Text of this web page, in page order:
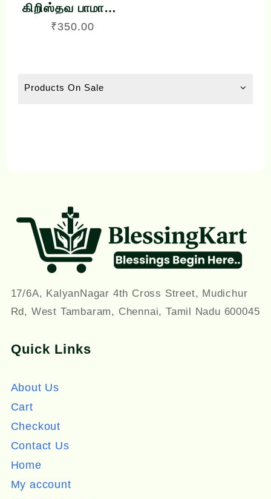
Products On Sale
கிறிஸ்தவ பாமாலை
கீர்த்தனைகள்
Keerthanaigal
₹350.00
17/6A, KalyanNagar 4th Cross Street, Mudichur
Rd, West Tambaram, Chennai, Tamil Nadu 600045
Quick Links
About Us
Cart
Checkout
Contact Us
Home
My account